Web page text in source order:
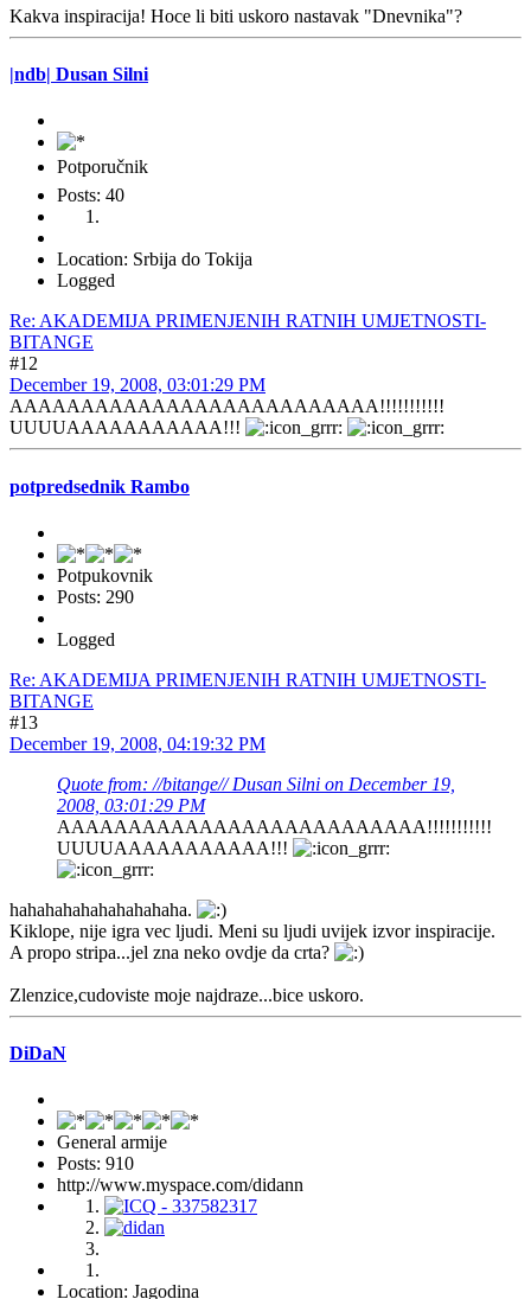
Kakva inspiracija! Hoce li biti uskoro nastavak "Dnevnika"?
|ndb| Dusan Silni
Potporučnik
Posts: 40
Location: Srbija do Tokija
Logged
Re: AKADEMIJA PRIMENJENIH RATNIH UMJETNOSTI-
BITANGE
#12
December 19, 2008, 03:01:29 PM
AAAAAAAAAAAAAAAAAAAAAAAAAA!!!!!!!!!!!
UUUUAAAAAAAAAAA!!!
potpredsednik Rambo
Potpukovnik
Posts: 290
Logged
Re: AKADEMIJA PRIMENJENIH RATNIH UMJETNOSTI-
BITANGE
#13
December 19, 2008, 04:19:32 PM
Quote from: //bitange// Dusan Silni on December 19,
2008, 03:01:29 PM
AAAAAAAAAAAAAAAAAAAAAAAAAA!!!!!!!!!!!
UUUUAAAAAAAAAAA!!!
hahahahahahahahahaha.
Kiklope, nije igra vec ljudi. Meni su ljudi uvijek izvor inspiracije.
A propo stripa...jel zna neko ovdje da crta?
Zlenzice,cudoviste moje najdraze...bice uskoro.
DiDaN
General armije
Posts: 910
http://www.myspace.com/didann
Location: Jagodina